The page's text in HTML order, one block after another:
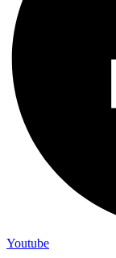
Youtube